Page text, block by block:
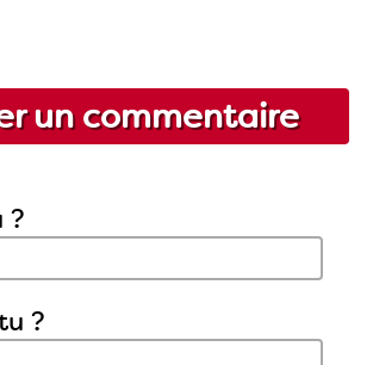
un commentaire
?
?